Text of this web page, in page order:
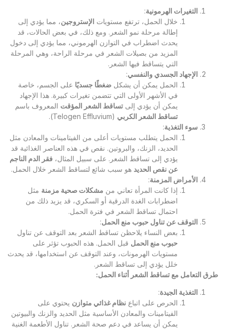
التغيرات الهرمونية:
خلال الحمل، ترتفع مستويات الإستروجين، مما يؤدي إلى
إطالة مرحلة نمو الشعر. ومع ذلك، في بعض الحالات، قد
يحدث اضطراب في التوازن الهرموني، مما يؤدي إلى دخول
المزيد من بصيلات الشعر في مرحلة الراحة، وهي المرحلة
التي يتساقط فيها الشعر.
الإجهاد الجسدي والنفسي:
الحمل يمكن أن يشكل ضغطًا جسديًا على الجسم، خاصة
في الأشهر الأولى التي تتضمن تغيرات كبيرة. هذا الإجهاد
يمكن أن يؤدي إلى تساقط الشعر المؤقت المعروف باسم
تساقط الشعر الكربي (Telogen Effluvium).
سوء التغذية:
الحمل يتطلب مستويات أعلى من الفيتامينات والمعادن مثل
الحديد، الزنك، والبروتين. نقص في هذه العناصر الغذائية قد
يؤدي إلى تساقط الشعر. على سبيل المثال، فقر الدم الناجم
عن نقص الحديد هو سبب شائع لتساقط الشعر خلال الحمل.
الأمراض المزمنة:
إذا كانت المرأة تعاني من مشكلات صحية مزمنة مثل
اضطرابات الغدة الدرقية أو السكري، قد يزيد ذلك من
احتمال تساقط الشعر في فترة الحمل.
التوقف عن تناول حبوب منع الحمل:
بعض النساء يلاحظن تساقط الشعر بعد التوقف عن تناول
حبوب منع الحمل قبل الحمل. هذه الحبوب تؤثر على
مستويات الهرمونات، وعند التوقف عن استخدامها، قد يحدث
خلل يؤدي إلى تساقط الشعر.
طرق التعامل مع تساقط الشعر أثناء الحمل:
التغذية الجيدة:
الحرص على اتباع نظام غذائي متوازن يحتوي على
الفيتامينات والمعادن الأساسية مثل الحديد والزنك والبيوتين
يمكن أن يساعد في دعم صحة الشعر. تناول الأطعمة الغنية